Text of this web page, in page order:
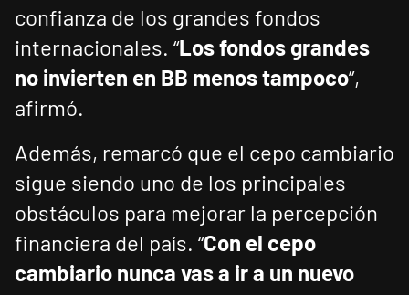
confianza de los grandes fondos
internacionales. “Los fondos grandes
no invierten en BB menos tampoco”,
afirmó.
Además, remarcó que el cepo cambiario
sigue siendo uno de los principales
obstáculos para mejorar la percepción
financiera del país. “Con el cepo
cambiario nunca vas a ir a un nuevo